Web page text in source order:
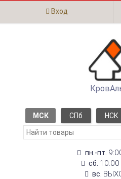
Вход
МСК СПб НСК
пн.-пт.
сб.
вс.